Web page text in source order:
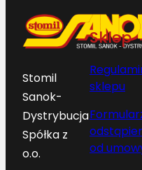
Stomil
Sanok-
Dystrybucja
Spółka z
o.o.
Sklep
sklepu
od